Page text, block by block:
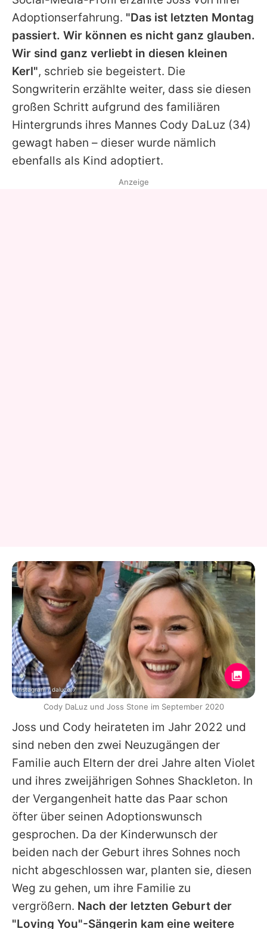
Adoptionserfahrung. "Das ist letzten Montag
passiert. Wir können es nicht ganz glauben.
Wir sind ganz verliebt in diesen kleinen
Kerl", schrieb sie begeistert. Die
Songwriterin erzählte weiter, dass sie diesen
großen Schritt aufgrund des familiären
Hintergrunds ihres Mannes Cody DaLuz (34)
gewagt haben – dieser wurde nämlich
ebenfalls als Kind adoptiert.
Joss und Cody heirateten im Jahr 2022 und
sind neben den zwei Neuzugängen der
Familie auch Eltern der drei Jahre alten Violet
und ihres zweijährigen Sohnes Shackleton. In
der Vergangenheit hatte das Paar schon
öfter über seinen Adoptionswunsch
gesprochen. Da der Kinderwunsch der
beiden nach der Geburt ihres Sohnes noch
nicht abgeschlossen war, planten sie, diesen
Weg zu gehen, um ihre Familie zu
vergrößern. Nach der letzten Geburt der
"Loving You"-Sängerin kam eine weitere
Anzeige
Instagram / daluzer7
Cody DaLuz und Joss Stone im September 2020